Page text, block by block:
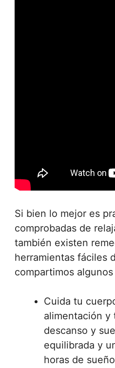
Si bien lo mejor es
comprobadas de
también existen
herramientas fáciles
compartimos
Cuida tu
alimentación y
descanso y
equilibrada y
horas de